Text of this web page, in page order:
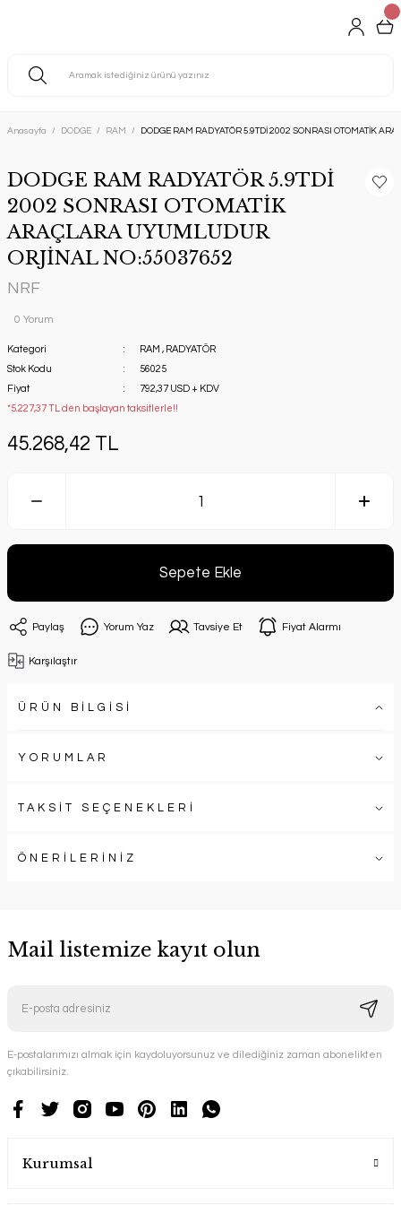
Anasayfa DODGE RAM DODGE RAM RADYATÖR 5.9TDİ 2002 SONRASI OTOMATİK
DODGE RAM RADYATÖR 5.9TDİ
2002 SONRASI OTOMATİK
ARAÇLARA UYUMLUDUR
ORJİNAL NO:55037652
NRF
0 Yorum
Kategori RAM , RADYATÖR
Stok Kodu
56025
Fiyat
792,37 USD + KDV
*5.227,37 TL den başlayan taksitlerle!!
45.268,42 TL
Sepete Ekle
Paylaş Yorum Yaz Tavsiye Et Fiyat Alarmı
Karşılaştır
ÜRÜN BİLGİSİ
YORUMLAR
TAKSİT SEÇENEKLERİ
ÖNERİLERİNİZ
Mail listemize kayıt olun
E-postalarımızı almak için kaydoluyorsunuz ve dilediğiniz zaman abonelikten
çıkabilirsiniz.
Kurumsal